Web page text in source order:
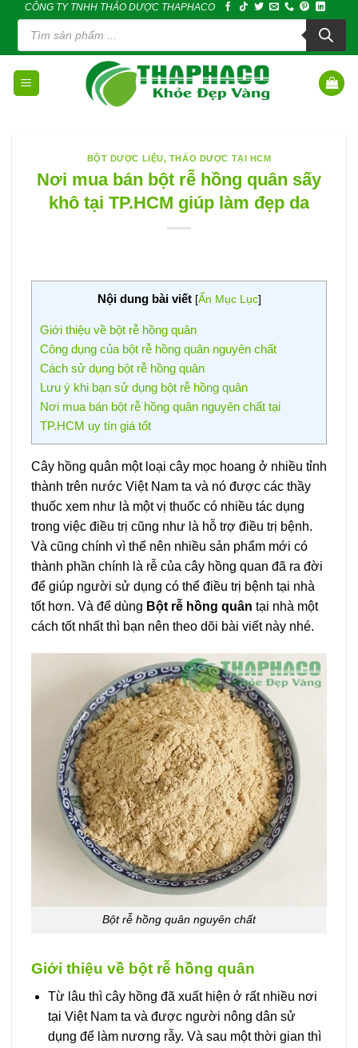
content
CÔNG TY TNHH THẢO DƯỢC THAPHACO
Tìm
kiếm
phẩm
BỘT DƯỢC LIỆU, THẢO DƯỢC TẠI HCM
Nơi mua bán bột rễ hồng quân sấy
khô tại TP.HCM giúp làm đẹp da
Nội dung bài viết [Ẩn Mục Lục]
Giới thiệu về bột rễ hồng quân
Công dụng của bột rễ hồng quân nguyên chất
Cách sử dụng bột rễ hồng quân
Lưu ý khi bạn sử dụng bột rễ hồng quân
Nơi mua bán bột rễ hồng quân nguyên chất tại
TP.HCM uy tín giá tốt
Cây hồng quân một loại cây mọc hoang ở nhiều tỉnh
thành trên nước Việt Nam ta và nó được các thầy
thuốc xem như là một vị thuốc có nhiều tác dụng
trong việc điều trị cũng như là hỗ trợ điều trị bệnh.
Và cũng chính vì thế nên nhiều sản phẩm mới có
thành phần chính là rễ của cây hồng quan đã ra đời
để giúp người sử dụng có thể điều trị bệnh tại nhà
tốt hơn. Và để dùng Bột rễ hồng quân tại nhà một
cách tốt nhất thì bạn nên theo dõi bài viết này nhé.
Bột rễ hồng quân nguyên chất
Giới thiệu về bột rễ hồng quân
Từ lâu thì cây hồng đã xuất hiện ở rất nhiều nơi
tại Việt Nam ta và được người nông dân sử
dụng để làm nương rẫy. Và sau một thời gian thì